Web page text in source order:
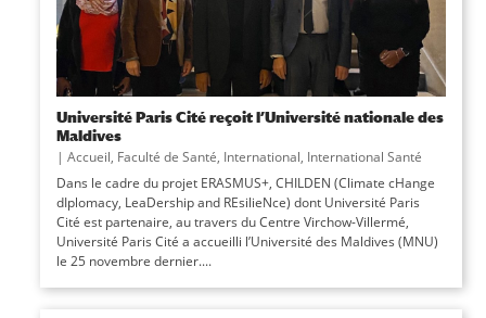
Université Paris Cité reçoit l’Université nationale des
Maldives
| Accueil, Faculté de Santé, International, International Santé
Dans le cadre du projet ERASMUS+, CHILDEN (Climate cHange
dIplomacy, LeaDership and REsilieNce) dont Université Paris
Cité est partenaire, au travers du Centre Virchow-Villermé,
Université Paris Cité a accueilli l’Université des Maldives (MNU)
le 25 novembre dernier....